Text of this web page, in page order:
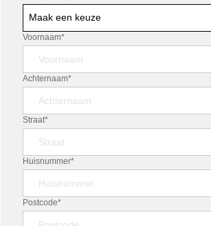
Maak een keuze
Voornaam*
Achternaam*
Straat*
Huisnummer*
Postcode*